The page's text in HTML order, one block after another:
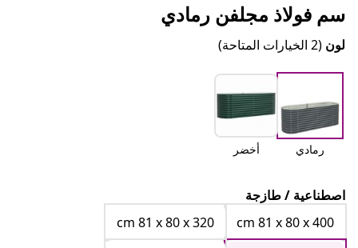
سم فولاذ مجلفن رمادي
لون (2 الخيارات المتاحة)
رمادي أخضر
اصطناعية / طازجة
cm 81 x 80 x 400
cm 81 x 80 x 320